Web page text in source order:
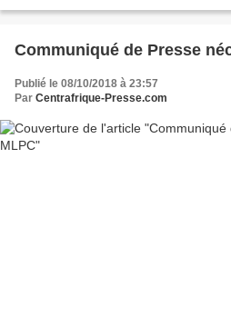
Communiqué de Presse
Publié le 08/10/2018 à 23:57
Par Centrafrique-Presse.com